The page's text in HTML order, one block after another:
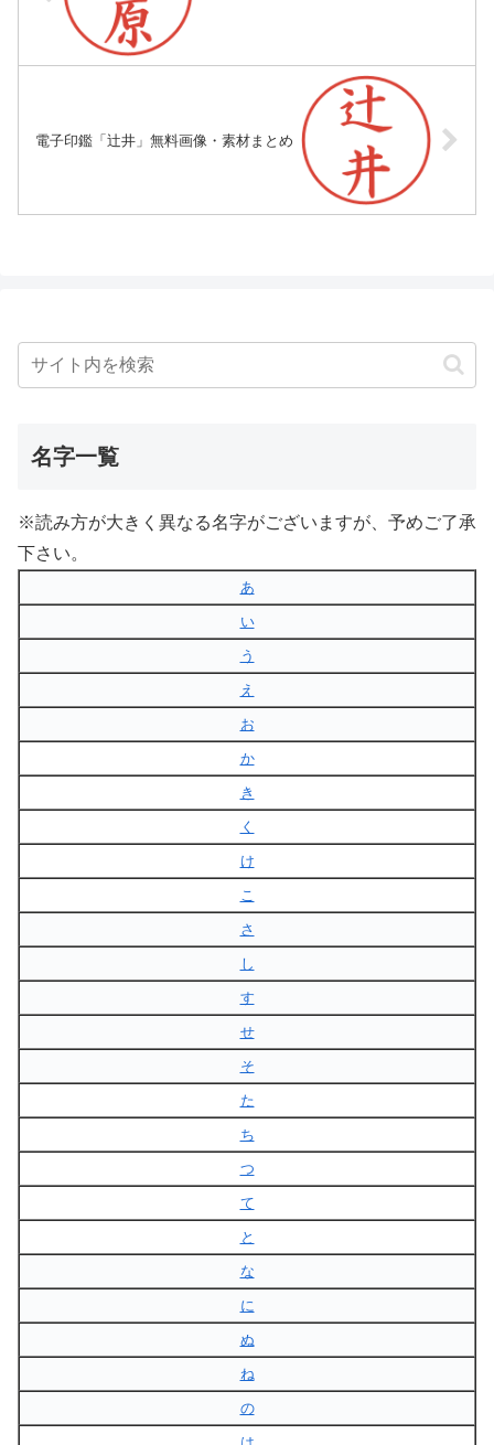
電子印鑑「辻井」無料画像・素材まとめ
名字一覧
※読み方が大きく異なる名字がございますが、予めご了承
下さい。
あ
い
う
え
お
か
き
く
け
こ
さ
し
す
せ
そ
た
ち
つ
て
と
な
に
ぬ
ね
の